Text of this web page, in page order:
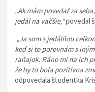
„Ak mám povedať za
jedál na väčšie,“povedal
„Ja som s jedálňou
keď si to porovnám s
raňajok. Ráno mi na ich
že by to bola pozitívna
odpovedala študentka